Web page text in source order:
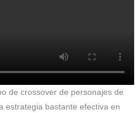
de crossover de personajes de
estrategia bastante efectiva en